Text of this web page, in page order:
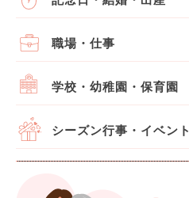
職場・仕事
学校・幼稚園・保育園
シーズン行事・イベント